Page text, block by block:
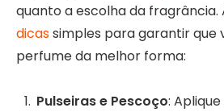
quanto a escolha da fragrância.
dicassimples para garantir que
perfume da melhor forma:
Pulseiras e Pescoço: